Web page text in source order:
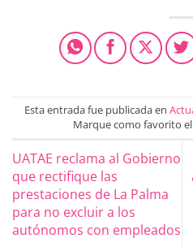
Esta entrada fue publicada en
Marque como favorito el
UATAE reclama al Gobierno
que rectifique las
prestaciones de La Palma
para no excluir a los
autónomos con empleados